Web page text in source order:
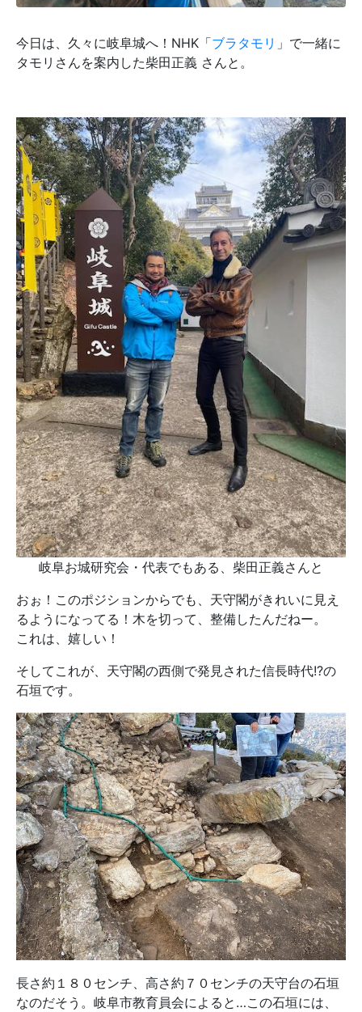
今日は、久々に岐阜城へ！NHK「ブラタモリ 」で一緒に
タモリさんを案内した柴田正義 さんと。
岐阜お城研究会・代表でもある、柴田正義さんと
おぉ！このポジションからでも、天守閣がきれいに見え
るようになってる！木を切って、整備したんだねー。
これは、嬉しい！
そしてこれが、天守閣の西側で発見された信長時代!?の
石垣です。
長さ約１８０センチ、高さ約７０センチの天守台の石垣
なのだそう。岐阜市教育員会によると…この石垣には、